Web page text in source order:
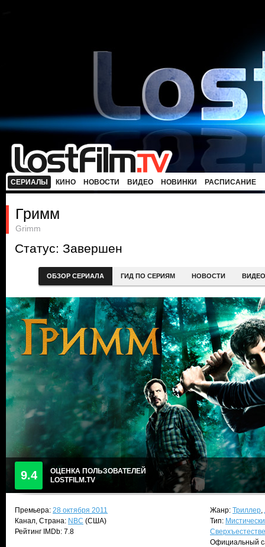
СЕРИАЛЫ КИНО НОВОСТИ ВИДЕО НОВИНКИ РАСПИСАНИЕ
Гримм
Grimm
Статус: Завершен
ОБЗОР СЕРИАЛА ГИД ПО СЕРИЯМ НОВОСТИ ВИДЕО
9.4
ОЦЕНКА ПОЛЬЗОВАТЕЛЕЙ
LOSTFILM.TV
Премьера: 28 октября 2011
Канал, Страна: NBC (США)
Рейтинг IMDb: 7.8
Жанр: Триллер,
Тип:
Официальный